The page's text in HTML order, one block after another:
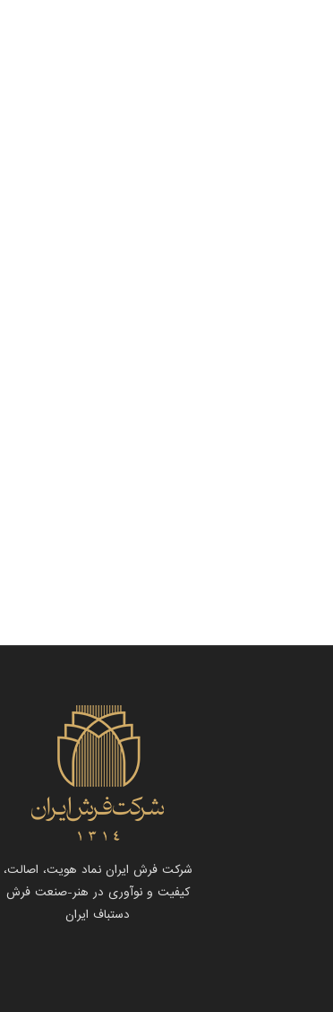
شرکت فرش ایران نماد هویت، اصالت،
کیفیت و نوآوری در هنر-صنعت فرش
دستباف ایران